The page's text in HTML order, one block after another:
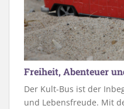
Freiheit, Abenteuer
Der Kult-Bus ist der
und Lebensfreude. Mit